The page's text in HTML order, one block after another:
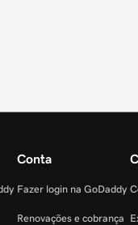
Conta
Fazer login na GoDaddy
Renovações e cobrança